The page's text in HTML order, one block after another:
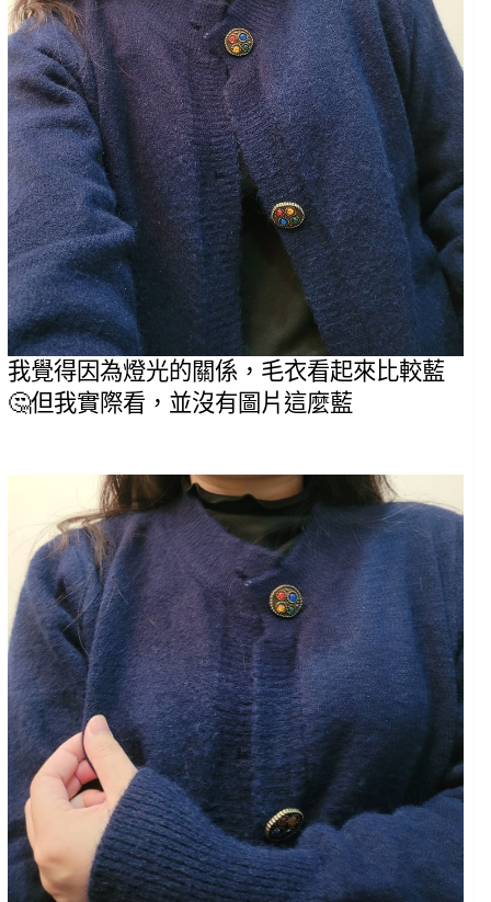
我覺得因為燈光的關係，毛衣看起來比較藍
🤔但我實際看，並沒有圖片這麼藍